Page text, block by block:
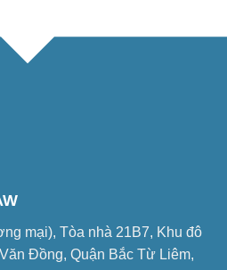
mại), Tòa nhà 21B7, Khu đô
Đồng, Quận Bắc Từ Liêm,